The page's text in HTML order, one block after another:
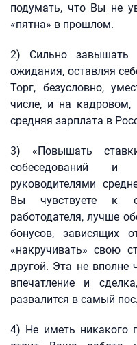
подумать, что Вы не
«пятна» в прошлом.
2) Сильно завышать
ожидания, оставляя
Торг, безусловно,
числе, и на
средняя зарплата в
3) «Повышать
собеседований и
руководителями
Вы чувствуете к
работодателя, лучше
бонусов, зависящих
«накручивать» свою
другой. Эта не вполне
впечатление и
развалится в самый
4) Не иметь никакого